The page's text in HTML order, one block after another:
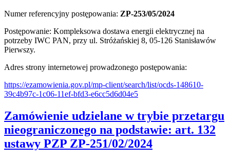
Numer referencyjny postępowania: ZP-253/05/2024
Postępowanie: Kompleksowa dostawa energii elektrycznej na
potrzeby IWC PAN, przy ul. Stróżańskiej 8, 05-126 Stanisławów
Pierwszy.
Adres strony internetowej prowadzonego postępowania:
https://ezamowienia.gov.pl/mp-client/search/list/ocds-148610-
39c4b97c-1c06-11ef-bfd3-e6cc5d6d04e5
Zamówienie udzielane w trybie przetargu
nieograniczonego na podstawie: art. 132
ustawy PZP ZP-251/02/2024